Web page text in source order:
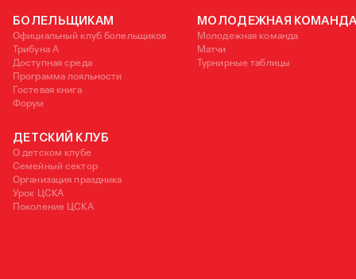
БОЛЕЛЬЩИКАМ
Официальный клуб болельщиков
Трибуна А
Доступная среда
Программа лояльности
Гостевая книга
Форум
МОЛОДЕЖНАЯ
Молодежная команда
Матчи
Турнирные таблицы
ДЕТСКИЙ КЛУБ
О детском клубе
Семейный сектор
Организация праздника
Урок ЦСКА
Поколение ЦСКА